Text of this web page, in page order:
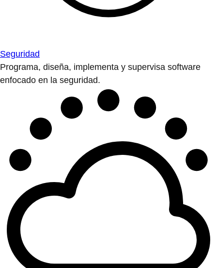
Seguridad
Programa, diseña, implementa y supervisa software
enfocado en la seguridad.